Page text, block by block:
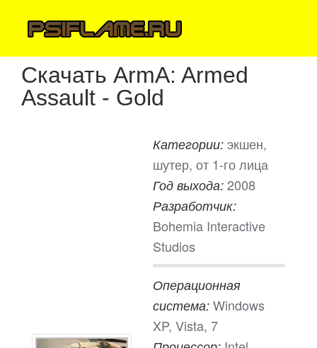
Скачать ArmA: Armed
Assault - Gold
Категории: экшен,
шутер, от 1-го лица
Год выхода: 2008
Разработчик:
Bohemia Interactive
Studios
Операционная
система: Windows
XP, Vista, 7